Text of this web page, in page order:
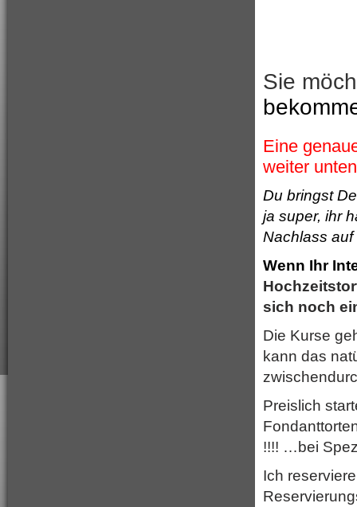
Sie
Eine
weiter
Du bringst
ja super, ihr
Nachlass
Wenn Ihr
sich noch
Die Kurse
kann das
Preislich
!!!! …bei
Ich